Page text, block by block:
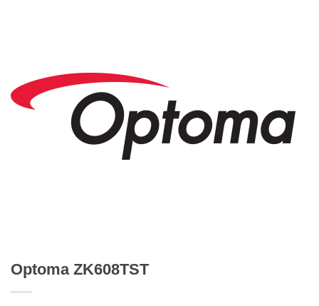
Optoma ZK608TST